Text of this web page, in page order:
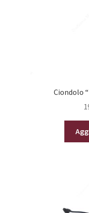
Ciondolo